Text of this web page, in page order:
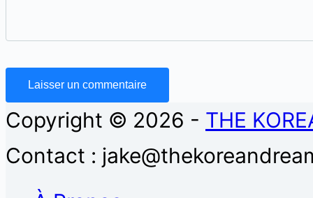
Laisser un commentaire
Copyright © 2026 - THE
Contact :